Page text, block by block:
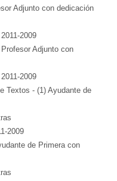
Adjunto con dedicación
2009
Adjunto con
2009
Textos - (1) Ayudante de
2009
de Primera con